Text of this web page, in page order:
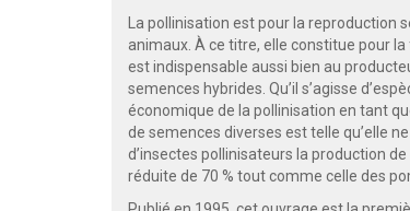
La pollinisation est pour la reproduction
animaux. À ce titre, elle constitue pour
est indispensable aussi bien au
semences hybrides. Qu’il s’agisse
économique de la pollinisation en tant
de semences diverses est telle qu’elle
d’insectes pollinisateurs la production
réduite de 70 % tout comme celle des